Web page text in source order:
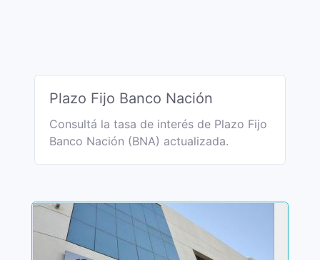
Plazo Fijo Banco Nación
Consultá la tasa de interés de Plazo Fijo
Banco Nación (BNA) actualizada.